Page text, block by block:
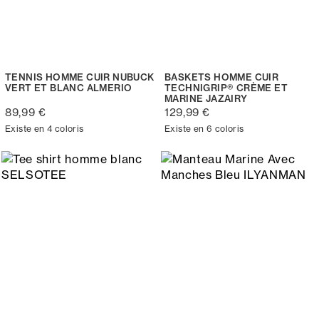
TENNIS HOMME CUIR NUBUCK
VERT ET BLANC ALMERIO
89,99 €
Existe en 4 coloris
BASKETS HOMME CUIR
TECHNIGRIP® CRÈME ET
MARINE JAZAIRY
129,99 €
Existe en 6 coloris